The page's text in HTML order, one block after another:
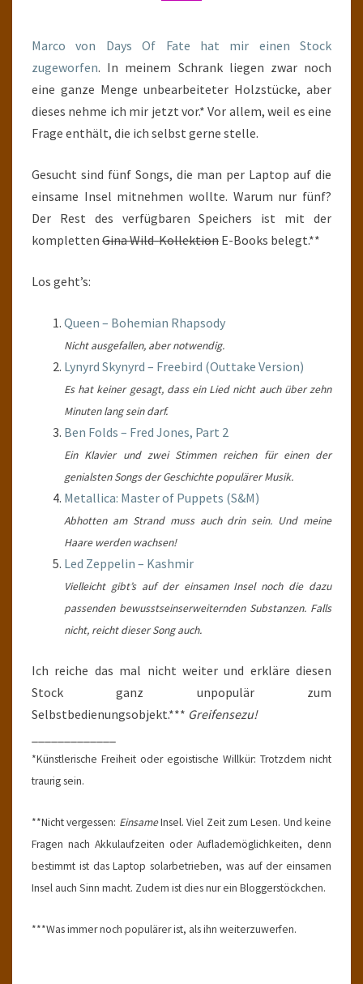
Marco von Days Of Fate hat mir einen Stock
zugeworfen. In meinem Schrank liegen zwar noch
eine ganze Menge unbearbeiteter Holzstücke, aber
dieses nehme ich mir jetzt vor.* Vor allem, weil es eine
Frage enthält, die ich selbst gerne stelle.
Gesucht sind fünf Songs, die man per Laptop auf die
einsame Insel mitnehmen wollte. Warum nur fünf?
Der Rest des verfügbaren Speichers ist mit der
kompletten Gina Wild-Kollektion E-Books belegt.**
Los geht’s:
Queen – Bohemian Rhapsody
Nicht ausgefallen, aber notwendig.
Lynyrd Skynyrd – Freebird (Outtake Version)
Es hat keiner gesagt, dass ein Lied nicht auch über zehn
Minuten lang sein darf.
Ben Folds – Fred Jones, Part 2
Ein Klavier und zwei Stimmen reichen für einen der
genialsten Songs der Geschichte populärer Musik.
Metallica: Master of Puppets (S&M)
Abhotten am Strand muss auch drin sein. Und meine
Haare werden wachsen!
Led Zeppelin – Kashmir
Vielleicht gibt’s auf der einsamen Insel noch die dazu
passenden bewusstseinserweiternden Substanzen. Falls
nicht, reicht dieser Song auch.
Ich reiche das mal nicht weiter und erkläre diesen
Stock ganz unpopulär zum
Selbstbedienungsobjekt.*** Greifensezu!
*Künstlerische Freiheit oder egoistische Willkür: Trotzdem nicht
traurig sein.
**Nicht vergessen: EinsameInsel. Viel Zeit zum Lesen. Und keine
Fragen nach Akkulaufzeiten oder Auflademöglichkeiten, denn
bestimmt ist das Laptop solarbetrieben, was auf der einsamen
Insel auch Sinn macht. Zudem ist dies nur ein Bloggerstöckchen.
***Was immer noch populärer ist, als ihn weiterzuwerfen.